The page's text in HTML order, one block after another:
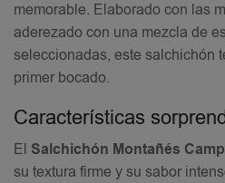
memorable. Elaborado con las
aderezado con una mezcla de
seleccionadas, este salchichón
primer bocado.
Características
El Salchichón Montañés
su textura firme y su sabor